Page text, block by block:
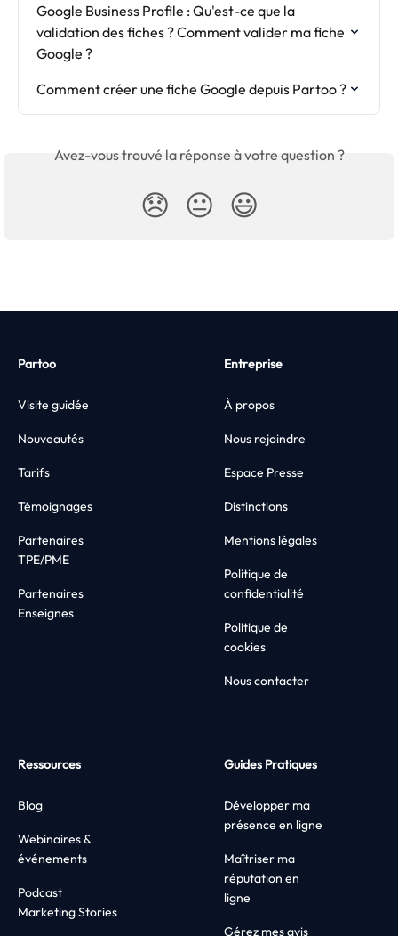
Google Business Profile : Qu'est-ce que la
validation des fiches ? Comment valider ma fiche
Google ?
Comment créer une fiche Google depuis Partoo ?
Avez-vous trouvé la réponse à votre question ?
😞 😐 😃
Partoo
Visite guidée
Nouveautés
Tarifs
Témoignages
Partenaires
TPE/PME
Partenaires
Enseignes
Entreprise
À propos
Nous rejoindre
Espace Presse
Distinctions
Mentions légales
Politique de
confidentialité
Politique de
cookies
Nous contacter
Ressources
Blog
Webinaires &
événements
Podcast
Marketing Stories
Guides Pratiques
Développer ma
présence en ligne
Maîtriser ma
réputation en
ligne
Gérez mes avis